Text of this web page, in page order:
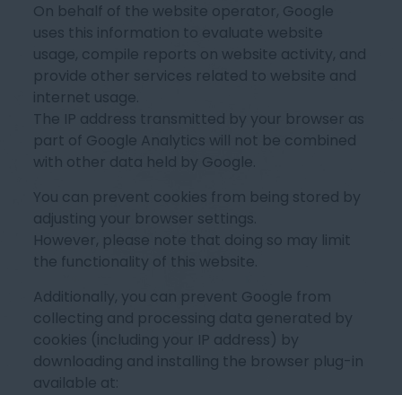
On behalf of the website operator, Google
uses this information to evaluate website
usage, compile reports on website activity, and
provide other services related to website and
internet usage.
The IP address transmitted by your browser as
part of Google Analytics will not be combined
with other data held by Google.
You can prevent cookies from being stored by
adjusting your browser settings.
However, please note that doing so may limit
the functionality of this website.
Additionally, you can prevent Google from
collecting and processing data generated by
cookies (including your IP address) by
downloading and installing the browser plug-in
available at: